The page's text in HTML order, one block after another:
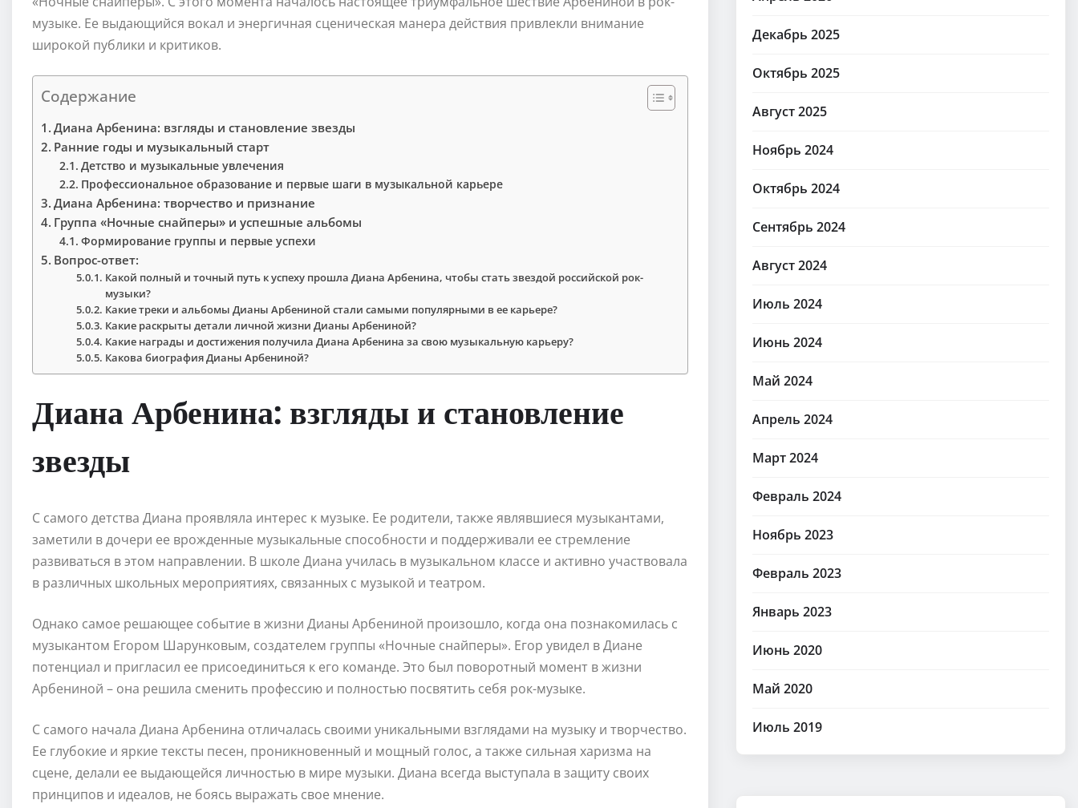
музыке. Ее выдающийся вокал и энергичная сценическая манера действия привлекли внимание
широкой публики и критиков.
Содержание
Диана Арбенина: взгляды и становление звезды
Ранние годы и музыкальный старт
Детство и музыкальные увлечения
Профессиональное образование и первые шаги в музыкальной карьере
Диана Арбенина: творчество и признание
Группа «Ночные снайперы» и успешные альбомы
Формирование группы и первые успехи
Вопрос-ответ:
Какой полный и точный путь к успеху прошла Диана Арбенина, чтобы стать звездой российской рок-
музыки?
Какие треки и альбомы Дианы Арбениной стали самыми популярными в ее карьере?
Какие раскрыты детали личной жизни Дианы Арбениной?
Какие награды и достижения получила Диана Арбенина за свою музыкальную карьеру?
Какова биография Дианы Арбениной?
Диана Арбенина: взгляды и становление
звезды
С самого детства Диана проявляла интерес к музыке. Ее родители, также являвшиеся музыкантами,
заметили в дочери ее врожденные музыкальные способности и поддерживали ее стремление
развиваться в этом направлении. В школе Диана училась в музыкальном классе и активно участвовала
в различных школьных мероприятиях, связанных с музыкой и театром.
Однако самое решающее событие в жизни Дианы Арбениной произошло, когда она познакомилась с
музыкантом Егором Шарунковым, создателем группы «Ночные снайперы». Егор увидел в Диане
потенциал и пригласил ее присоединиться к его команде. Это был поворотный момент в жизни
Арбениной – она решила сменить профессию и полностью посвятить себя рок-музыке.
С самого начала Диана Арбенина отличалась своими уникальными взглядами на музыку и творчество.
Ее глубокие и яркие тексты песен, проникновенный и мощный голос, а также сильная харизма на
сцене, делали ее выдающейся личностью в мире музыки. Диана всегда выступала в защиту своих
принципов и идеалов, не боясь выражать свое мнение.
Декабрь 2025
Октябрь 2025
Август 2025
Ноябрь 2024
Октябрь 2024
Сентябрь 2024
Август 2024
Июль 2024
Июнь 2024
Май 2024
Апрель 2024
Март 2024
Февраль 2024
Ноябрь 2023
Февраль 2023
Январь 2023
Июнь 2020
Май 2020
Июль 2019